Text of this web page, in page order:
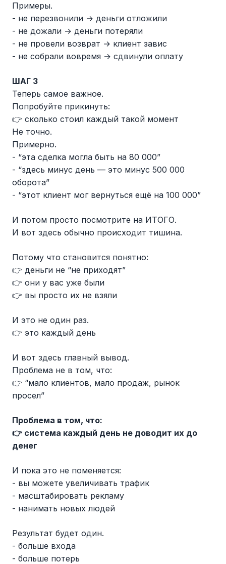
Примеры.
- не перезвонили → деньги отложили
- не дожали → деньги потеряли
- не провели возврат → клиент завис
- не собрали вовремя → сдвинули оплату
ШАГ 3
Теперь самое важное.
Попробуйте прикинуть:
👉 сколько стоил каждый такой момент
Не точно.
Примерно.
- “эта сделка могла быть на 80 000”
- “здесь минус день — это минус 500 000
оборота”
- “этот клиент мог вернуться ещё на 100 000”
И потом просто посмотрите на ИТОГО.
И вот здесь обычно происходит тишина.
Потому что становится понятно:
👉 деньги не “не приходят”
👉 они у вас уже были
👉 вы просто их не взяли
И это не один раз.
👉 это каждый день
И вот здесь главный вывод.
Проблема не в том, что:
👉 “мало клиентов, мало продаж, рынок
просел”
Проблема в том, что:
👉 система каждый день не доводит их до
денег
И пока это не поменяется:
- вы можете увеличивать трафик
- масштабировать рекламу
- нанимать новых людей
Результат будет один.
- больше входа
- больше потерь